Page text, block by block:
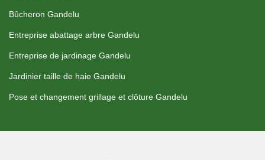
Bûcheron Gandelu
Entreprise abattage arbre Gandelu
Entreprise de jardinage Gandelu
Jardinier taille de haie Gandelu
Pose et changement grillage et clôture Gandelu